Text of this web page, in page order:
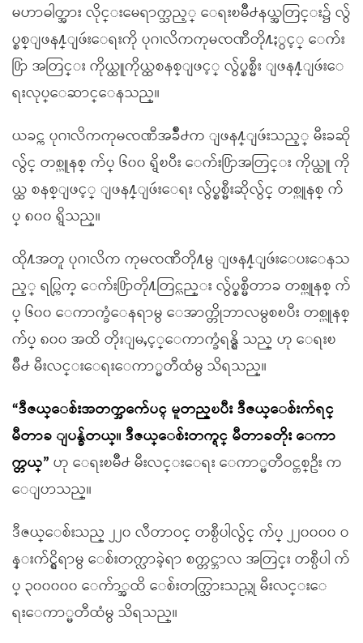
မဟာဓါတ္အား လိုင္းမေရာက္သည့္ ေရးၿမိဳ႕နယ္အတြင္း၌ လွ်
ပ္စစ္ျဖန႔္ျဖဴးေရးကို ပုဂၢလိကကုမၸဏီတို႔ႏွင့္ ေက်း
႐ြာ အတြင္း ကိုယ္ထူကိုယ္ထစနစ္ျဖင့္ လွ်ပ္စစ္မီး ျဖန႔္ျဖဴးေ
ရးလုပ္ေဆာင္ေနသည္။
ယခင္က ပုဂၢလိကကုမၸဏီအခ်ိဳ႕က ျဖန႔္ျဖဴးသည့္ မီးခဆို
လွ်င္ တစ္ယူနစ္ က်ပ္ ၆၀၀ ရွိၿပီး ေက်း႐ြာအတြင္း ကိုယ္ထူ ကို
ယ္ထ စနစ္ျဖင့္ ျဖန႔္ျဖဴးေရး လွ်ပ္စစ္မီးဆိုလွ်င္ တစ္ယူနစ္ က်
ပ္ ၈၀၀ ရွိသည္။
ထို႔အတူ ပုဂၢလိက ကုမၸဏီတို႔မွ ျဖန႔္ျဖဴးေပးေနသ
ည့္ ရပ္ကြက္ ေက်း႐ြာတို႔တြင္လည္း လွ်ပ္စစ္မီတာခ တစ္ယူနစ္ က်
ပ္ ၆၀၀ ေကာက္ခံေနရာမွ ေအာက္တိုဘာလမွစၿပီး တစ္ယူနစ္
က်ပ္ ၈၀၀ အထိ တိုးျမႇင့္ေကာက္ခံရန္ရွိ သည္ ဟု ေရးၿ
မိဳ႕ မီးလင္းေရးေကာ္မတီထံမွ သိရသည္။
“ဒီဇယ္ေစ်းအတက္အက်ေပၚ မူတည္ၿပီး ဒီဇယ္ေစ်းက်ရင္
မီတာခ ျပန္ခ်တယ္။ ဒီဇယ္ေစ်းတက္ရင္ မီတာခတိုး ေကာ
က္တယ္” ဟု ေရးၿမိဳ႕ မီးလင္းေရး ေကာ္မတီဝင္တစ္ဦး က
ေျပာသည္။
ဒီဇယ္ေစ်းသည္ ၂၂၀ လီတာဝင္ တစ္ပီပါလွ်င္ က်ပ္ ၂၂၀၀၀၀ ဝ
န္းက်င္ရွိရာမွ ေစ်းတက္လာခဲ့ရာ စက္တင္ဘာလ အတြင္း တစ္ပီပါ က်
ပ္ ၃၀၀၀၀၀ ေက်ာ္အထိ ေစ်းတက္သြားသည္ဟု မီးလင္းေ
ရးေကာ္မတီထံမွ သိရသည္။